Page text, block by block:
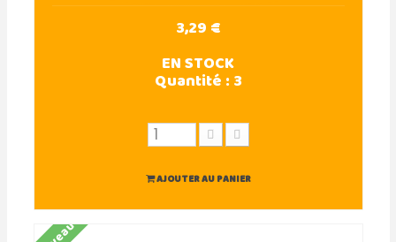
3,29 €
EN STOCK
Quantité :3
AJOUTER AU PANIER